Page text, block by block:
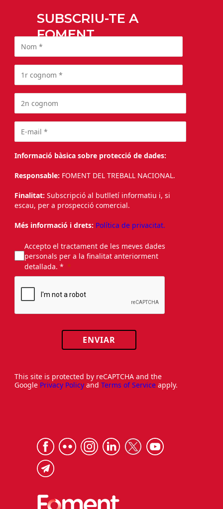
SUBSCRIU-TE A
FOMENT
Informació bàsica sobre protecció de dades:
Responsable: FOMENT DEL TREBALL NACIONAL.
Finalitat: Subscripció al butlletí informatiu i, si
escau, per a prospecció comercial.
Més informació i drets: Política de privacitat.
Accepto el tractament de les meves dades
personals per a la finalitat anteriorment
detallada. *
ENVIAR
This site is protected by reCAPTCHA and the
Google Privacy Policy and Terms of Service apply.